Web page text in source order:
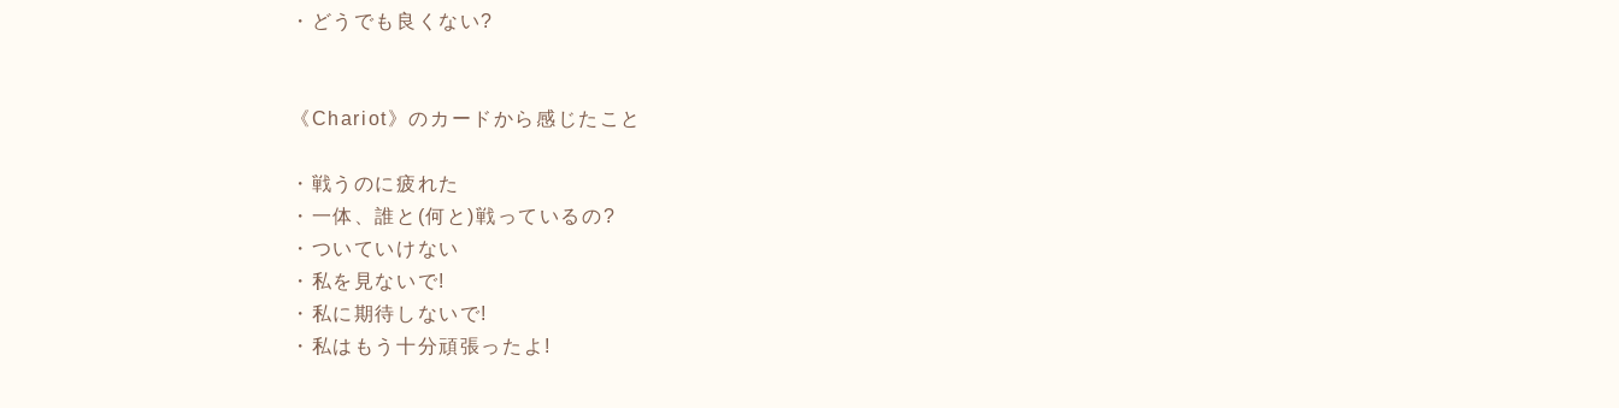
・どうでも良くない?
《Chariot》のカードから感じたこと
・戦うのに疲れた
・一体、誰と(何と)戦っているの?
・ついていけない
・私を見ないで!
・私に期待しないで!
・私はもう十分頑張ったよ!